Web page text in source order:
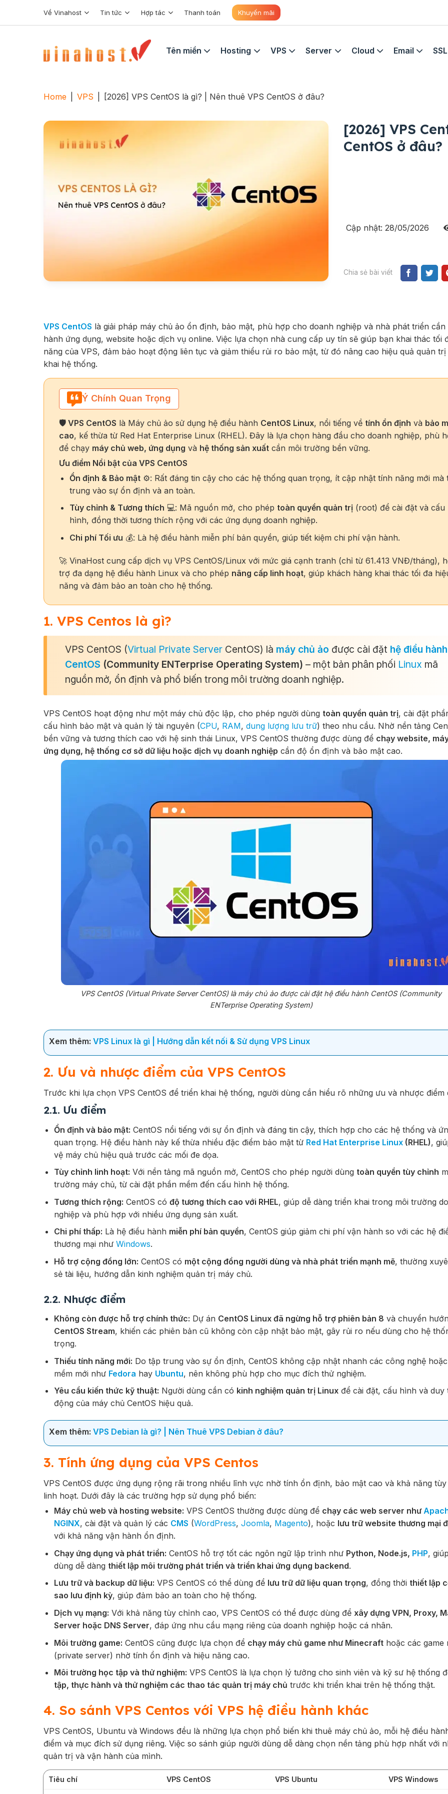
Về Vinahost Tin tức Hợp tác Thanh toán Khuyến mãi
Tên miền Hosting VPS Server Cloud Email SSL
Home VPS [2026] VPS CentOS là gì? | Nên thuê VPS CentOS ở đâu?
[2026] VPS
CentOS ở đâu?
Cập nhật: 28/05/2026
Chia sẻ bài viết
VPS CentOS là giải pháp máy chủ ảo ổn định, bảo mật, phù hợp cho doanh nghiệp và nhà phát triển cần
hành ứng dụng, website hoặc dịch vụ online. Việc lựa chọn nhà cung cấp uy tín sẽ giúp bạn khai thác tối
năng của VPS, đảm bảo hoạt động liên tục và giảm thiểu rủi ro bảo mật, từ đó nâng cao hiệu quả quản
khai hệ thống.
Ý Chính Quan Trọng
🛡️ VPS CentOS là Máy chủ ảo sử dụng hệ điều hành CentOS Linux, nổi tiếng về tính ổn định và bảo
cao, kế thừa từ Red Hat Enterprise Linux (RHEL). Đây là lựa chọn hàng đầu cho doanh nghiệp, phù
để chạy máy chủ web, ứng dụng và hệ thống sản xuất cần môi trường bền vững.
Ưu điểm Nổi bật của VPS CentOS
Ổn định & Bảo mật⚙️: Rất đáng tin cậy cho các hệ thống quan trọng, ít cập nhật tính năng mới mà
trung vào sự ổn định và an toàn.
Tùy chỉnh & Tương thích 💻: Mã nguồn mở, cho phép toàn quyền quản trị(root) để cài đặt và cấu
hình, đồng thời tương thích rộng với các ứng dụng doanh nghiệp.
Chi phí Tối ưu 💰: Là hệ điều hành miễn phí bản quyền, giúp tiết kiệm chi phí vận hành.
🚀 VinaHost cung cấp dịch vụ VPS CentOS/Linux với mức giá cạnh tranh (chỉ từ 61.413 VNĐ/tháng),
trợ đa dạng hệ điều hành Linux và cho phép nâng cấp linh hoạt, giúp khách hàng khai thác tối đa
năng và đảm bảo an toàn cho hệ thống.
1. VPS Centos là gì?
VPS CentOS (Virtual Private Server CentOS) là máy chủ ảo được cài đặt hệ điều hành
CentOS (Community ENTerprise Operating System) – một bản phân phối Linux mã
nguồn mở, ổn định và phổ biến trong môi trường doanh nghiệp.
VPS CentOS hoạt động như một máy chủ độc lập, cho phép người dùng toàn quyền quản trị, cài đặt
cấu hình bảo mật và quản lý tài nguyên (CPU, RAM, dung lượng lưu trữ) theo nhu cầu. Nhờ nền tảng
bền vững và tương thích cao với hệ sinh thái Linux, VPS CentOS thường được dùng để chạy website,
ứng dụng, hệ thống cơ sở dữ liệu hoặc dịch vụ doanh nghiệp cần độ ổn định và bảo mật cao.
VPS CentOS (Virtual Private Server CentOS) là máy chủ ảo được cài đặt hệ điều hành CentOS (Community
ENTerprise Operating System)
Xem thêm: VPS Linux là gì | Hướng dẫn kết nối & Sử dụng VPS Linux
2. Ưu và nhược điểm của VPS CentOS
Trước khi lựa chọn VPS CentOS để triển khai hệ thống, người dùng cần hiểu rõ những ưu và nhược điểm
2.1. Ưu điểm
Ổn định và bảo mật: CentOS nổi tiếng với sự ổn định và đáng tin cậy, thích hợp cho các hệ thống và
quan trọng. Hệ điều hành này kế thừa nhiều đặc điểm bảo mật từ Red Hat Enterprise Linux(RHEL),
vệ máy chủ hiệu quả trước các mối đe dọa.
Tùy chỉnh linh hoạt: Với nền tảng mã nguồn mở, CentOS cho phép người dùng toàn quyền tùy chỉnh
trường máy chủ, từ cài đặt phần mềm đến cấu hình hệ thống.
Tương thích rộng: CentOS có độ tương thích cao với RHEL, giúp dễ dàng triển khai trong môi trường
nghiệp và phù hợp với nhiều ứng dụng sản xuất.
Chi phí thấp: Là hệ điều hành miễn phí bản quyền, CentOS giúp giảm chi phí vận hành so với các hệ
thương mại như Windows.
Hỗ trợ cộng đồng lớn: CentOS có một cộng đồng người dùng và nhà phát triển mạnh mẽ, thường
sẻ tài liệu, hướng dẫn kinh nghiệm quản trị máy chủ.
2.2. Nhược điểm
Không còn được hỗ trợ chính thức: Dự án CentOS Linux đã ngừng hỗ trợ phiên bản 8 và chuyển
CentOS Stream, khiến các phiên bản cũ không còn cập nhật bảo mật, gây rủi ro nếu dùng cho hệ
trọng.
Thiếu tính năng mới: Do tập trung vào sự ổn định, CentOS không cập nhật nhanh các công nghệ
mềm mới như Fedora hay Ubuntu, nên không phù hợp cho mục đích thử nghiệm.
Yêu cầu kiến thức kỹ thuật: Người dùng cần có kinh nghiệm quản trị Linuxđể cài đặt, cấu hình và duy
động của máy chủ CentOS hiệu quả.
Xem thêm: VPS Debian là gì? | Nên Thuê VPS Debian ở đâu?
3. Tính ứng dụng của VPS Centos
VPS CentOS được ứng dụng rộng rãi trong nhiều lĩnh vực nhờ tính ổn định, bảo mật cao và khả năng
linh hoạt. Dưới đây là các trường hợp sử dụng phổ biến:
Máy chủ web và hosting website: VPS CentOS thường được dùng để chạy các web server như
NGINX, cài đặt và quản lý các CMS (WordPress, Joomla, Magento), hoặc lưu trữ website thương mại
với khả năng vận hành ổn định.
Chạy ứng dụng và phát triển: CentOS hỗ trợ tốt các ngôn ngữ lập trình như Python, Node.js, PHP,
dùng dễ dàng thiết lập môi trường phát triển và triển khai ứng dụng backend.
Lưu trữ và backup dữ liệu: VPS CentOS có thể dùng để lưu trữ dữ liệu quan trọng, đồng thời thiết lập
sao lưu định kỳ, giúp đảm bảo an toàn cho hệ thống.
Dịch vụ mạng: Với khả năng tùy chỉnh cao, VPS CentOS có thể được dùng để xây dựng VPN, Proxy,
Server hoặc DNS Server, đáp ứng nhu cầu mạng riêng của doanh nghiệp hoặc cá nhân.
Môi trường game: CentOS cũng được lựa chọn để chạy máy chủ game như Minecrafthoặc các game
(private server) nhờ tính ổn định và hiệu năng cao.
Môi trường học tập và thử nghiệm: VPS CentOS là lựa chọn lý tưởng cho sinh viên và kỹ sư hệ thống
tập, thực hành và thử nghiệm các thao tác quản trị máy chủ trước khi triển khai trên hệ thống thật.
4. So sánh VPS Centos với VPS hệ điều hành khác
VPS CentOS, Ubuntu và Windows đều là những lựa chọn phổ biến khi thuê máy chủ ảo, mỗi hệ điều
điểm và mục đích sử dụng riêng. Việc so sánh giúp người dùng dễ dàng chọn nền tảng phù hợp nhất với
quản trị và vận hành của mình.
Tiêu chí VPS CentOS VPS Ubuntu VPS Windows